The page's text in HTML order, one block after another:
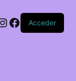
Facebook
Acceder